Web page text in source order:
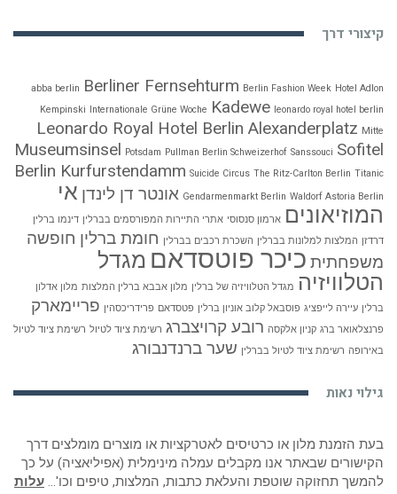
קיצורי דרך
abba berlin Berliner Fernsehturm Berlin Fashion Week Hotel Adlon
Kempinski Internationale Grüne Woche Kadewe leonardo royal hotel berlin
Leonardo Royal Hotel Berlin Alexanderplatz Mitte
Museumsinsel Potsdam Pullman Berlin Schweizerhof Sanssouci Sofitel
Berlin Kurfurstendamm Suicide Circus The Ritz-Carlton Berlin Titanic
Gendarmenmarkt Berlin Waldorf Astoria Berlin אונטר דן לינדן אי
המוזיאונים ארמון סנסוסי אתרי התיירות המפורסמים בברלין דינמו ברלין
דרדזן המלצות למלונות בברלין השכרת רכבים בברלין חומת ברלין חופשה
משפחתית כיכר פוטסדאם מגדל
הטלוויזיה מגדל הטלוויזיה של ברלין מלון אבבא ברלין המלצות מלון אדלון
ברלין עיירה לייפציג פוסבאל קלוב אוניון ברלין פטסדאם פרידריכסהין פריימארק
פרנצלאואר ברג קניון אלקסה רובע קרויצברג רשימת ציוד לטיול רשימת ציוד לטיול
באירופה רשימת ציוד לטיול בברלין שער ברנדנבורג
גילוי נאות
בעת הזמנת מלון או כרטיסים לאטרקציות או מוצרים מומלצים דרך
הקישורים שבאתר אנו מקבלים עמלה מינימלית (אפיליאציה) על כך
להמשך תחזוקה שוטפת והעלאת כתבות, המלצות, טיפים וכו'… עלות